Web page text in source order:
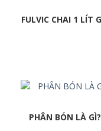
FULVIC CHAI 1 LÍT
PHÂN BÓN LÀ